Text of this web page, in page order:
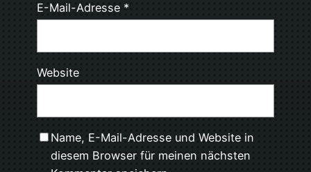
E-Mail-Adresse *
Website
Name, E-Mail-Adresse und Website in
diesem Browser für meinen nächsten